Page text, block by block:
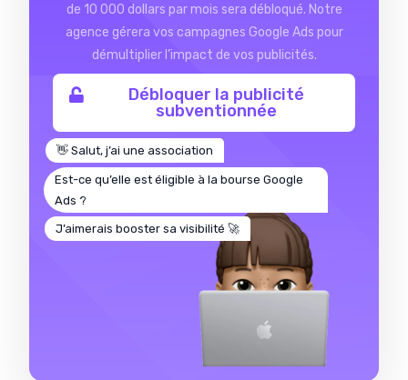
de 10 000 dollars par mois sera débloqué. Notre
agence gérera vos campagnes Google Ads pour
démultiplier l’impact de vos publicités.
Débloquer la publicité
subventionnée
👋 Salut, j’ai une association
J’aimerais booster sa visibilité 🚀
Est-ce qu’elle est éligible à la bourse Google
Ads ?